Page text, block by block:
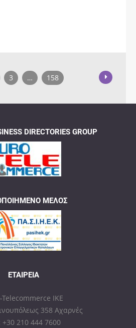
3 … 158
DIRECTORIES GROUP
ΜΈΛΟΣ
ΕΤΑΙΡΕΊΑ
Telecommerce IKE
358 Αχαρνές
+30 210 444 7600